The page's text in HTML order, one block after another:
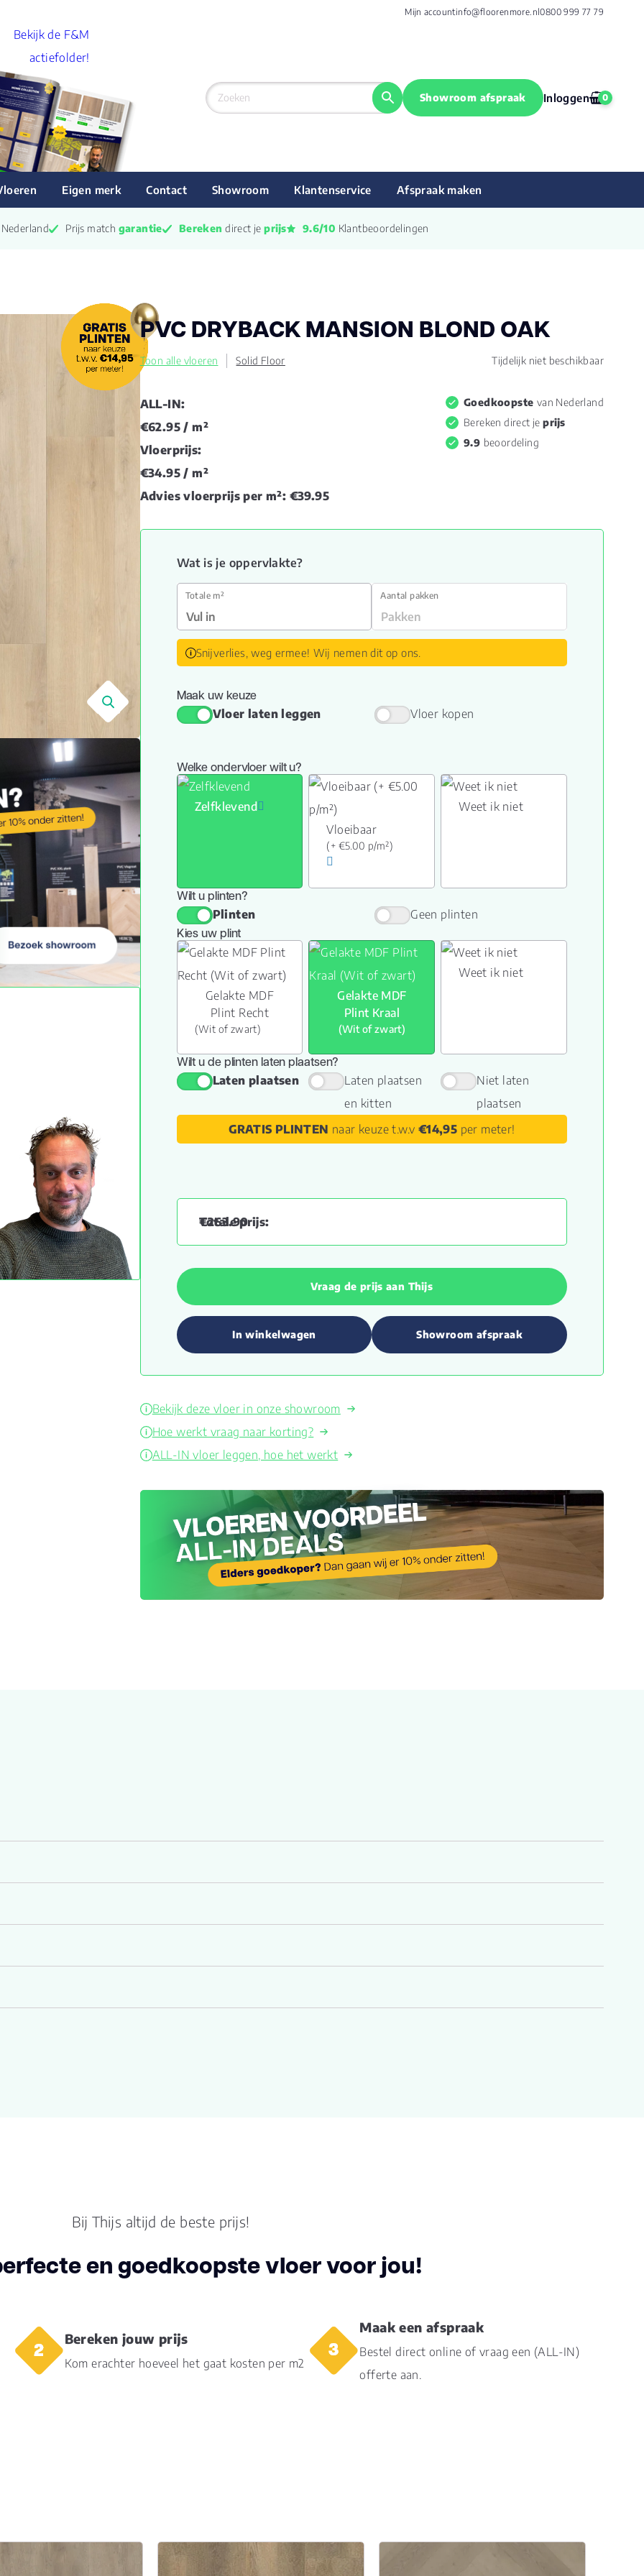
Mijn accountinfo@floorenmore.nl0800 999 77 79
Bekijk de F&M
actiefolder!
Showroom afspraak Inloggen 0
Eigen merk Contact Showroom Klantenservice Afspraak maken
Prijs match garantie Bereken direct je prijs 9.6/10 Klantbeoordelingen
🔍
PVC DRYBACK MANSION BLOND OAK
Toon alle vloeren Solid Floor Tijdelijk niet beschikbaar
ALL-IN:
€62.95 / m²
Vloerprijs:
€34.95/ m²
Advies vloerprijs per m²: €39.95
Goedkoopste van Nederland
Bereken direct jeprijs
9.9 beoordeling
Wat is je oppervlakte?
Totale m² Aantal pakken
Snijverlies, weg ermee! Wij nemen dit op ons.
Maak uw keuze
Vloer laten leggen Vloer kopen
Welke ondervloer wilt u?
Zelfklevend
Vloeibaar
(+ €5.00 p/m²)
Weet ik niet
Wilt u plinten?
Plinten Geen plinten
Kies uw plint
Gelakte MDF
Plint Recht
(Wit of zwart)
Gelakte MDF
Plint Kraal
(Wit of zwart)
Weet ik niet
Wilt u de plinten laten plaatsen?
Laten plaatsen
Laten plaatsen
en kitten
Niet laten
plaatsen
GRATIS PLINTEN naar keuze t.w.v €14,95 per meter!
€263.90
Vraag de prijs aan Thijs
In winkelwagen Showroom afspraak
Bekijk deze vloer in onze showroom
Hoe werkt vraag naar korting?
ALL-IN vloer leggen, hoe het werkt
Bij Thijs altijd de beste prijs!
en goedkoopste vloer voor jou!
Bereken jouw prijs
Kom erachter hoeveel het gaat kosten per m2
Maak een afspraak
Bestel direct online of vraag een (ALL-IN)
offerte aan.